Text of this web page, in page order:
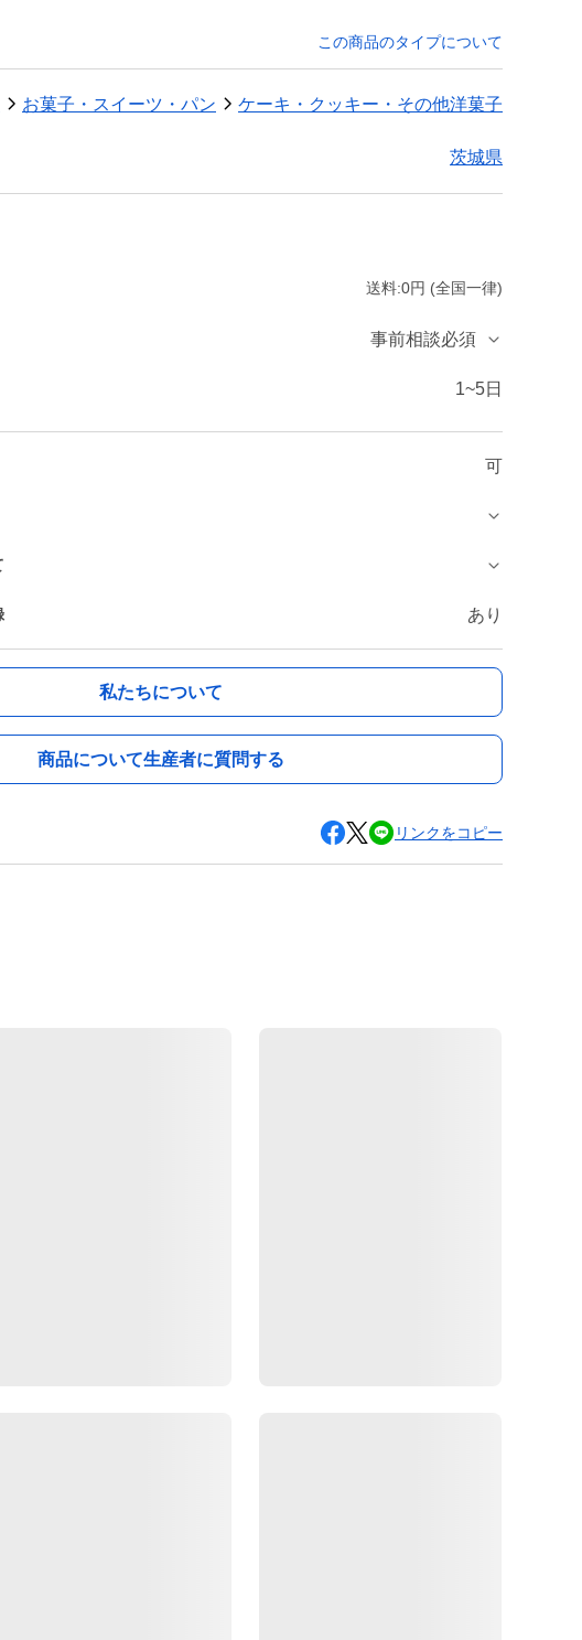
この商品のタイプについて
お菓子・スイーツ・パン ケーキ・クッキー・その他洋菓子
茨城県
送料:0円 (全国一律)
事前相談必須
1~5日
可
あり
私たちについて
商品について生産者に質問する
リンクをコピー